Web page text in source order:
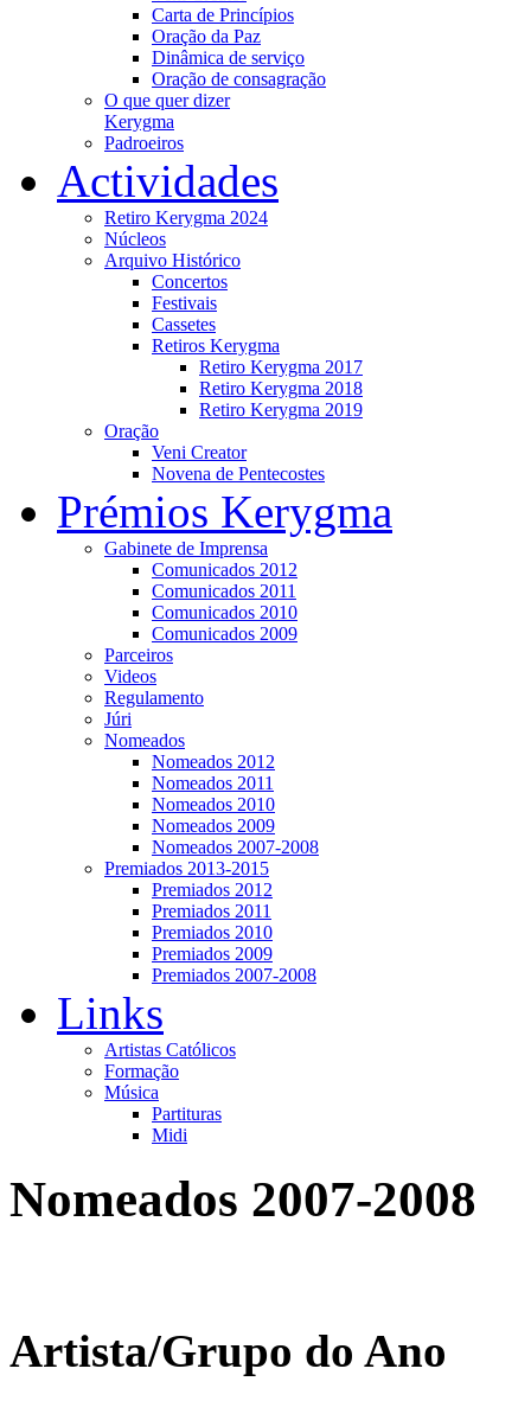
Carta de Princípios
Oração da Paz
Dinâmica de serviço
Oração de consagração
O que quer dizer
Kerygma
Padroeiros
Actividades
Retiro Kerygma 2024
Núcleos
Arquivo Histórico
Concertos
Festivais
Cassetes
Retiros Kerygma
Retiro Kerygma 2017
Retiro Kerygma 2018
Retiro Kerygma 2019
Oração
Veni Creator
Novena de Pentecostes
Prémios Kerygma
Gabinete de Imprensa
Comunicados 2012
Comunicados 2011
Comunicados 2010
Comunicados 2009
Parceiros
Videos
Regulamento
Júri
Nomeados
Nomeados 2012
Nomeados 2011
Nomeados 2010
Nomeados 2009
Nomeados 2007-2008
Premiados 2013-2015
Premiados 2012
Premiados 2011
Premiados 2010
Premiados 2009
Premiados 2007-2008
Links
Artistas Católicos
Formação
Música
Partituras
Midi
Nomeados 2007-2008
Artista/Grupo do Ano